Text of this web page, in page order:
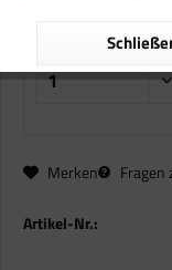
Sofort
Merken Fragen
Artikel-Nr.: